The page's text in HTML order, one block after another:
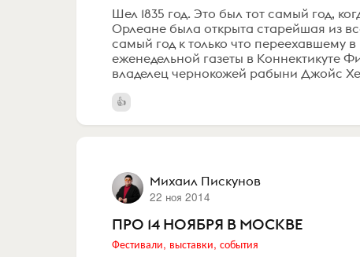
Шел 1835 год. Это был тот самый год,
Орлеане была открыта старейшая из
самый год к только что переехавшему
еженедельной газеты в Коннектикуте
владелец чернокожей рабыни Джойс
Михаил Пискунов
22 ноя 2014
ПРО 14 НОЯБРЯ В МОСКВЕ
Фестивали, выставки, события